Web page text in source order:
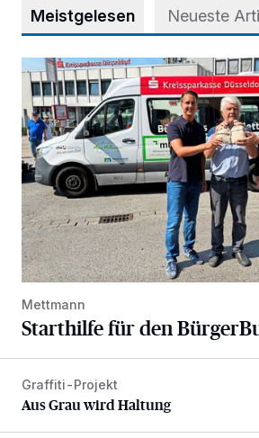
Meistgelesen Neueste
Starthilfe für den BürgerBus
Mettmann
Starthilfe für den
Aus Grau wird Haltung
Graffiti-Projekt
Aus Grau wird Haltung